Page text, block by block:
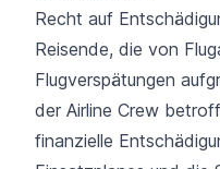
Recht auf
Reisende, die von
Flugverspätungen
der Airline Crew
finanzielle